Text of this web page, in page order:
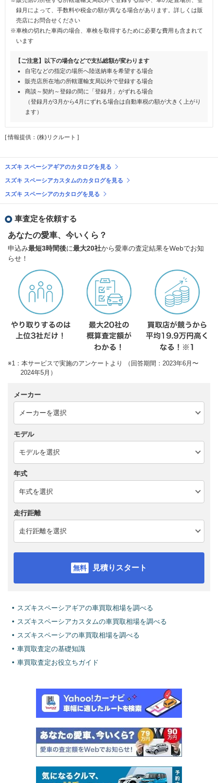
録月によって、手数料や税金の額が異なる場合があります。詳しくは販
売店にお問合せください
※車検の切れた車両の場合、車検を取得するために必要な費用も含まれて
います
【ご注意】以下の場合などで支払総額が変わります
自宅などの指定の場所へ陸送納車を希望する場合
販売店所在地の所轄運輸支局以外で登録する場合
商談～契約～登録の間に「登録月」がずれる場合
（登録月が3月から4月にずれる場合は自動車税の額が大きく上がり
ます）
[ 情報提供：(株)リクルート ]
スズキ スペーシアギアのカタログを見る
スズキ スペーシアカスタムのカタログを見る
スズキ スペーシアのカタログを見る
車査定を依頼する
あなたの愛車、今いくら？
申込み最短3時間後に最大20社から愛車の査定結果をWebでお知
らせ！
※1：本サービスで実施のアンケートより （回答期間：2023年6月〜
2024年5月）
メーカー
モデル
年式
走行距離
見積りスタート
スズキスペーシアギアの車買取相場を調べる
スズキスペーシアカスタムの車買取相場を調べる
スズキスペーシアの車買取相場を調べる
車買取査定の基礎知識
車買取査定お役立ちガイド